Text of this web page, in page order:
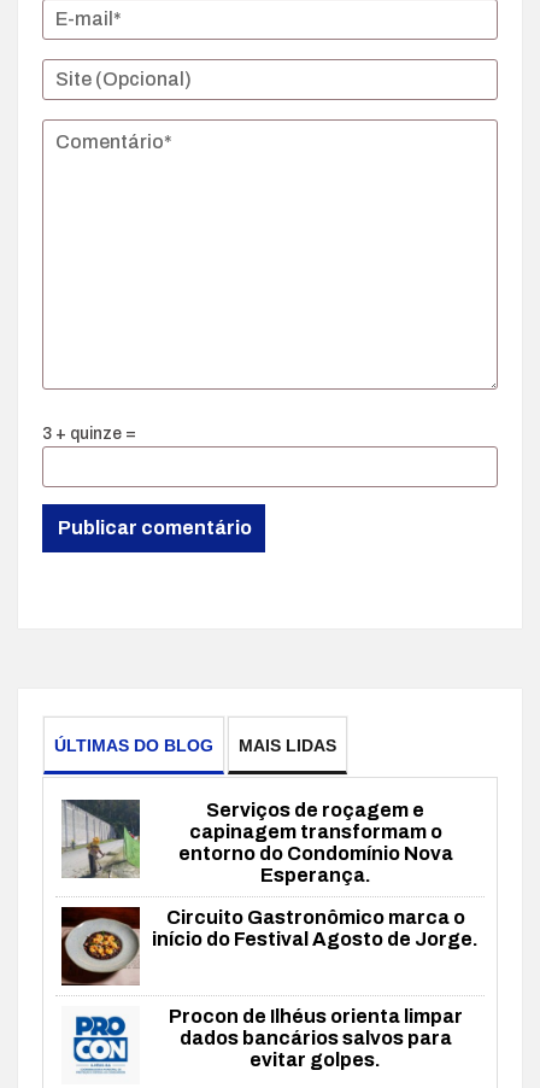
3 + quinze =
ÚLTIMAS DO BLOG MAIS LIDAS
Serviços de roçagem e
capinagem transformam o
entorno do Condomínio Nova
Esperança.
Circuito Gastronômico marca o
início do Festival Agosto de Jorge.
Procon de Ilhéus orienta limpar
dados bancários salvos para
evitar golpes.